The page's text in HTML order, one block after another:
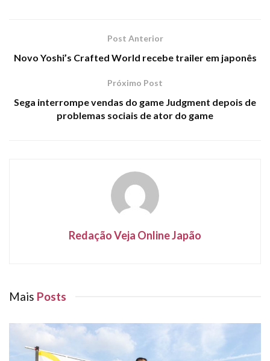
Post Anterior
Novo Yoshi’s Crafted World recebe trailer em japonês
Próximo Post
Sega interrompe vendas do game Judgment depois de
problemas sociais de ator do game
Redação Veja Online Japão
Mais Posts